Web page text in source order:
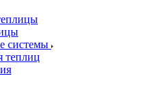
системы
теплиц